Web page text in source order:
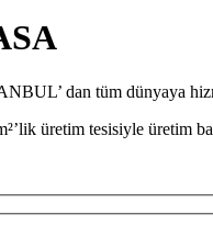
dan tüm dünyaya
üretim tesisiyle üretim